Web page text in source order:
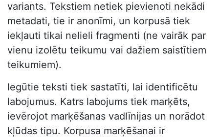
variants. Tekstiem netiek pievienoti nekādi
metadati, tie ir anonīmi, un korpusā tiek
iekļauti tikai nelieli fragmenti (ne vairāk par
vienu izolētu teikumu vai dažiem saistītiem
teikumiem).
Iegūtie teksti tiek sastatīti, lai identificētu
labojumus. Katrs labojums tiek marķēts,
ievērojot marķēšanas vadlīnijas un norādot
kļūdas tipu. Korpusa marķēšanai ir